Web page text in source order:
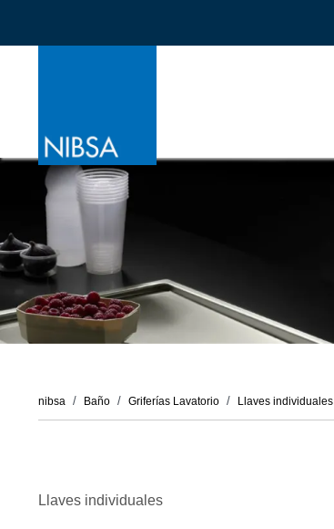
nibsa Baño Griferías Lavatorio Llaves individuales
Llaves individuales